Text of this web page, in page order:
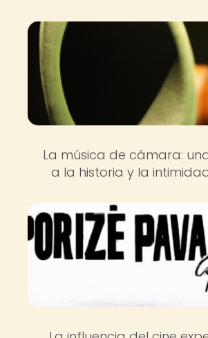
La música de cámara:
a la historia y la